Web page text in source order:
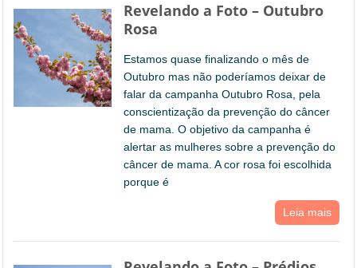
Revelando a Foto – Outubro
Rosa
Estamos quase finalizando o mês de
Outubro mas não poderíamos deixar de
falar da campanha Outubro Rosa, pela
conscientização da prevenção do câncer
de mama. O objetivo da campanha é
alertar as mulheres sobre a prevenção do
câncer de mama. A cor rosa foi escolhida
porque é
Leia mais